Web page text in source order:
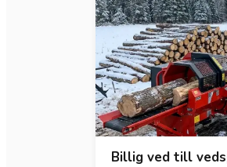
Billig ved till